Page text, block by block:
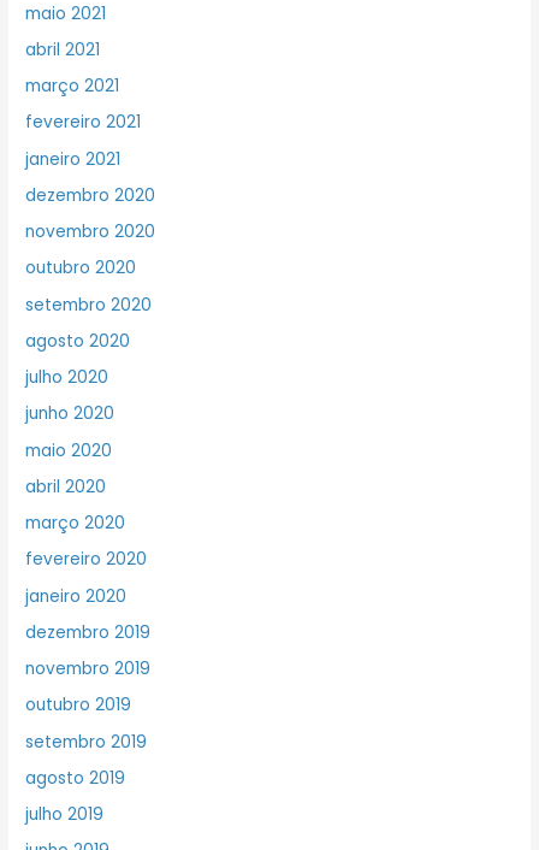
maio 2021
abril 2021
março 2021
fevereiro 2021
janeiro 2021
dezembro 2020
novembro 2020
outubro 2020
setembro 2020
agosto 2020
julho 2020
junho 2020
maio 2020
abril 2020
março 2020
fevereiro 2020
janeiro 2020
dezembro 2019
novembro 2019
outubro 2019
setembro 2019
agosto 2019
julho 2019